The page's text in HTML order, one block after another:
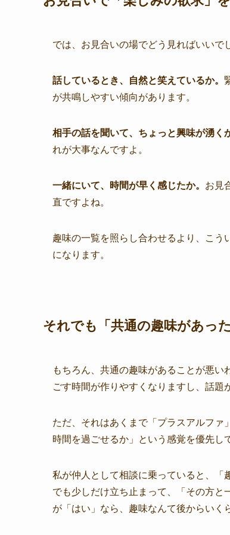
では、お見合いの場でどう見ればいいで
話しているとき、自然と笑えているか。
が共鳴しやすい傾向があります。
相手の話を聞いて、ちょっと興味が湧く
れが大事なんですよ。
一緒にいて、時間が早く感じたか。 お見
直ですよね。
趣味の一覧を照らし合わせるより、こう
になります。
それでも「共通の趣味があっ
もちろん、共通の趣味があることが悪
ごす時間が作りやすくなりますし、話題
ただ、それはあくまで「プラスアルファ
時間を過ごせるか」という感覚を優先し
私が仲人として相談に乗っていると、「
でも少しだけ立ち止まって、「その方と
が「はい」なら、趣味なんて後からいく